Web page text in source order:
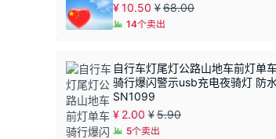
¥10.50 ¥68.00
14个卖出
自行车灯尾灯公路山地车前灯单
骑行爆闪警示usb充电夜骑灯 防水
SN1099
¥ 2.00 ¥5.90
5个卖出